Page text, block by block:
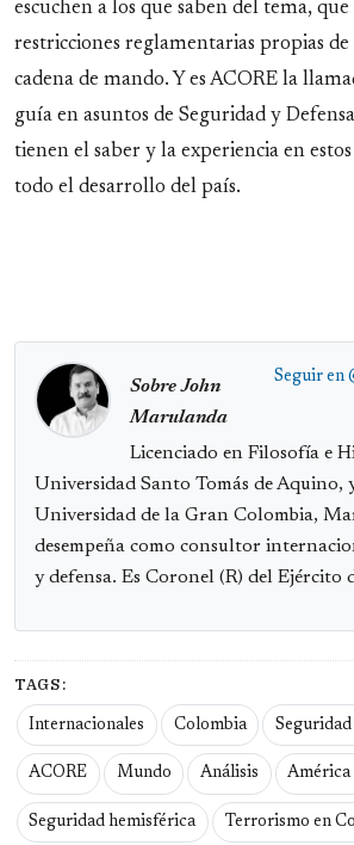
escuchen a los que saben del tema,
restricciones reglamentarias propias
cadena de mando. Y es ACORE la
guía en asuntos de Seguridad y
tienen el saber y la experiencia en
todo el desarrollo del país.
Seguir en
Sobre John
Marulanda
Licenciado en Filosofía e
Universidad Santo Tomás de Aquino,
Universidad de la Gran Colombia,
desempeña como consultor
y defensa. Es Coronel (R) del Ejército
TAGS:
Internacionales Colombia
ACORE Mundo Análisis América
Seguridad hemisférica Terrorismo en